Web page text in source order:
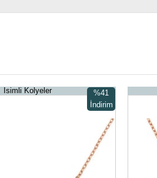
İsimli Kolyeler
%41
İndirim
%41İndirim